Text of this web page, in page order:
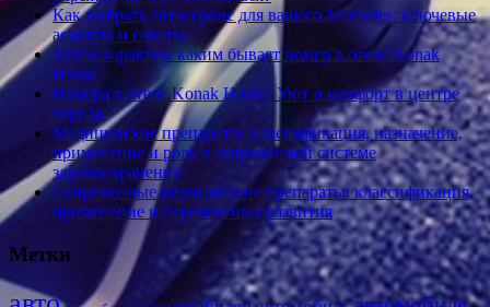
Как выбрать автосервис для вашего Mercedes: ключевые
аспекты и советы
Уют и характер: каким бывает номер в отеле Konak
House
Номера в отеле Konak House: Уют и комфорт в центре
города
Медицинские препараты: классификация, назначение,
применение и роль в современной системе
здравоохранения
Современные медицинские препараты: классификация,
применение и перспективы развития
Метки